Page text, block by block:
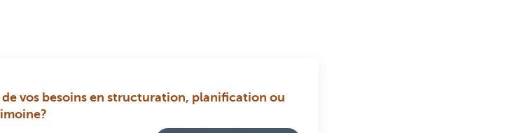
de vos besoins en structuration, planification ou